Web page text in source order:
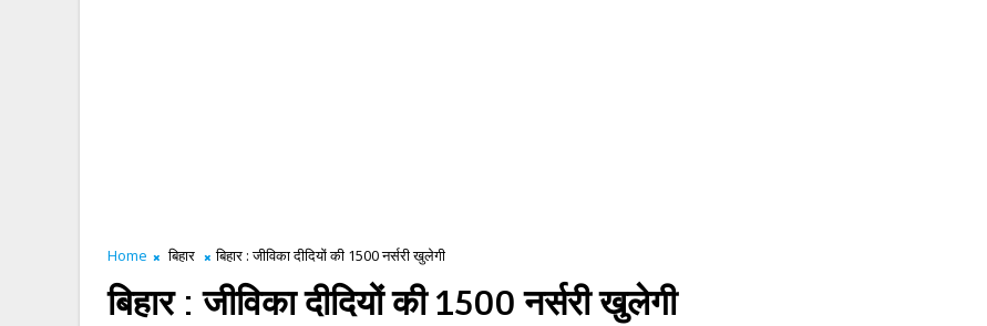
Home बिहार बिहार : जीविका दीदियों की 1500 नर्सरी खुलेगी
बिहार : जीविका दीदियों की 1500 नर्सरी खुलेगी